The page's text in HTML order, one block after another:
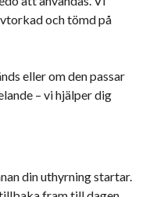
och tömd på
eller om den passar
– vi hjälper dig
din uthyrning startar.